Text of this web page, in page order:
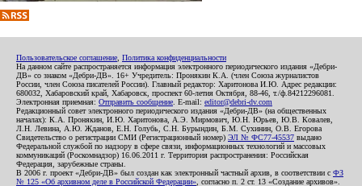
Пользовательское соглашение Политика конфиденциальности
На данном сайте распространяется информация электронного периодического издания «Дебри-
ДВ» со знаком «Дебри-ДВ». 16+ Учредитель: Пронякин К.А. (член Союза журналистов
России, член Союза писателей России). Главный редактор: Харитонова И.Ю. Адрес редакции:
680032, Хабаровский край, Хабаровск, проспект 60-летия Октября, 88-46, т./ф.84212296081.
Электронная приемная: Отправить сообщение . E-mail: editor@debri-dv.com
Редакционный совет электронного периодического издания «Дебри-ДВ» (на общественных
началах): К.А. Пронякин, И.Ю. Харитонова, А.Э. Мирмович, Ю.Н. Юрьев, Ю.В. Ковалев,
Л.Н. Левина, А.Ю. Жданов, Е.Н. Голубь, С.Н. Бурындин, Б.М. Сухинин, О.В. Егорова
Свидетельство о регистрации СМИ (Регистрационный номер) ЭЛ № ФС77-45537 выдано
Федеральной службой по надзору в сфере связи, информационных технологий и массовых
коммуникаций (Роскомнадзор) 16.06.2011 г. Территория распространения: Российская
Федерация, зарубежные страны.
В 2006 г. проект «Дебри-ДВ» был создан как электронный частный архив, в соответствии с ФЗ
№ 125 «Об архивном деле в Российской Федерации» , согласно п. 2 ст. 13 «Создание архивов».